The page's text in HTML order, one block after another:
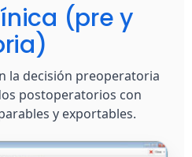
(pre y
la decisión preoperatoria
postoperatorios con
y exportables.